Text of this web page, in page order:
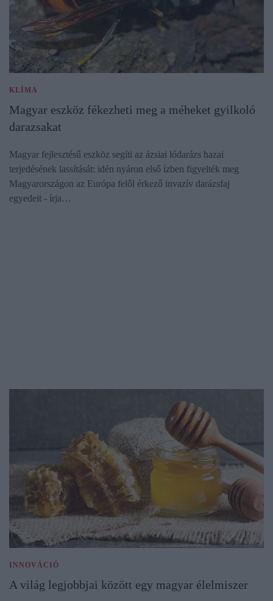
KLÍMA
Magyar eszköz fékezheti meg a méheket gyilkoló
darazsakat
Magyar fejlesztésű eszköz segíti az ázsiai lódarázs hazai
terjedésének lassítását: idén nyáron első ízben figyelték meg
Magyarországon az Európa felől érkező invazív darázsfaj
egyedeit - írja…
INNOVÁCIÓ
A világ legjobbjai között egy magyar élelmiszer